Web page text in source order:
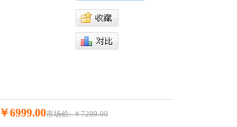
￥6999.00市场价: ￥7299.00